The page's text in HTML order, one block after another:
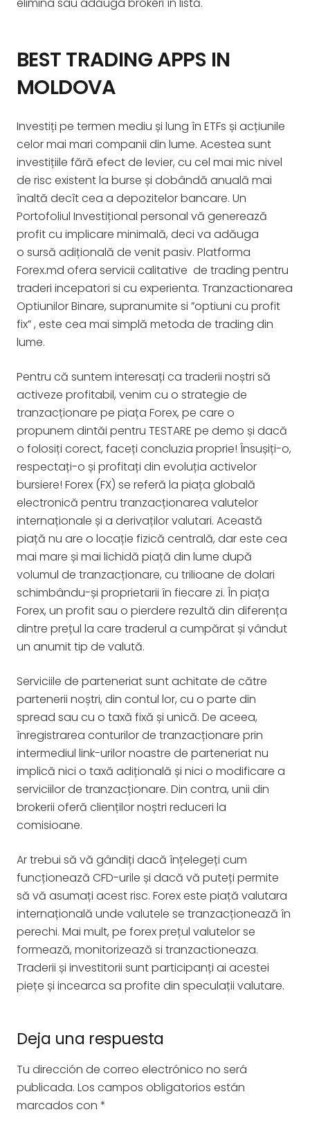
BEST TRADING APPS IN
MOLDOVA
Investiți pe termen mediu și lung în ETFs și acțiunile
celor mai mari companii din lume. Acestea sunt
investițiile fără efect de levier, cu cel mai mic nivel
de risc existent la burse și dobândă anuală mai
înaltă decît cea a depozitelor bancare. Un
Portofoliul Investițional personal vă generează
profit cu implicare minimală, deci va adăuga
o sursă adițională de venit pasiv. Platforma
Forex.md ofera servicii calitative de trading pentru
traderi incepatori si cu experienta. Tranzactionarea
Optiunilor Binare, supranumite si ”optiuni cu profit
fix” , este cea mai simplă metoda de trading din
lume.
Pentru că suntem interesați ca traderii noștri să
activeze profitabil, venim cu o strategie de
tranzacționare pe piața Forex, pe care o
propunem dintăi pentru TESTARE pe demo și dacă
o folosiți corect, faceți concluzia proprie! Însușiți-o,
respectați-o și profitați din evoluția activelor
bursiere! Forex (FX) se referă la piața globală
electronică pentru tranzacționarea valutelor
internaționale și a derivaților valutari. Această
piață nu are o locație fizică centrală, dar este cea
mai mare și mai lichidă piață din lume după
volumul de tranzacționare, cu trilioane de dolari
schimbându-și proprietarii în fiecare zi. În piața
Forex, un profit sau o pierdere rezultă din diferența
dintre prețul la care traderul a cumpărat și vândut
un anumit tip de valută.
Serviciile de parteneriat sunt achitate de către
partenerii noștri, din contul lor, cu o parte din
spread sau cu o taxă fixă și unică. De aceea,
înregistrarea conturilor de tranzacționare prin
intermediul link-urilor noastre de parteneriat nu
implică nici o taxă adițională și nici o modificare a
serviciilor de tranzacționare. Din contra, unii din
brokerii oferă clienților noștri reduceri la
comisioane.
Ar trebui să vă gândiți dacă înțelegeți cum
funcționează CFD-urile și dacă vă puteți permite
să vă asumați acest risc. Forex este piață valutara
internațională unde valutele se tranzacționează în
perechi. Mai mult, pe forex prețul valutelor se
formează, monitorizează si tranzactioneaza.
Traderii și investitorii sunt participanți ai acestei
piețe și incearca sa profite din speculații valutare.
Deja una respuesta
Tu dirección de correo electrónico no será
publicada. Los campos obligatorios están
marcados con *